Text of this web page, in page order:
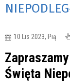
10 Lis 2023, Pią
Święta